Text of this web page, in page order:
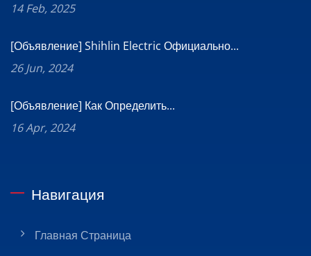
14 Feb, 2025
[Объявление] Shihlin Electric Официально...
26 Jun, 2024
[Объявление] Как Определить...
16 Apr, 2024
Навигация
Главная Страница